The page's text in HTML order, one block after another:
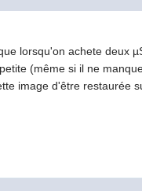
lorsqu'on achete deux
(même si il ne
image d'être restaurée